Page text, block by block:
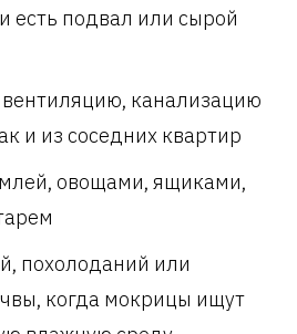
есть подвал или сырой
канализацию
и из соседних квартир
овощами, ящиками,
похолоданий или
когда мокрицы ищут